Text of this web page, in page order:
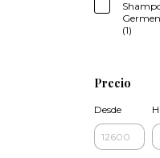
(1)
Precio
Desde